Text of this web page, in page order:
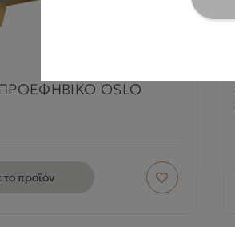
OSLO
το προϊόν